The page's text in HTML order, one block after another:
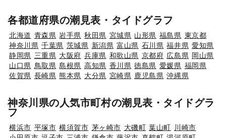
各都道府県の潮見表・タイドグラフ
北海道 青森県 岩手県 秋田県 宮城県 山形県 福島県 東京都
神奈川県 千葉県 茨城県 新潟県 富山県 石川県 福井県 愛知県
静岡県 三重県 大阪府 兵庫県 和歌山県 京都府 広島県 岡山県
山口県 鳥取県 島根県 高知県 香川県 徳島県 愛媛県 福岡県
佐賀県 長崎県 熊本県 大分県 宮崎県 鹿児島県 沖縄県
神奈川県の人気市町村の潮見表・タイドグラ
フ
横浜市 平塚市 横須賀市 茅ヶ崎市 大磯町 葉山町
川崎市